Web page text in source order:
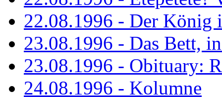
22.08.1996 - Der König
23.08.1996 - Das Bett,
23.08.1996 - Obituary:
24.08.1996 - Kolumne